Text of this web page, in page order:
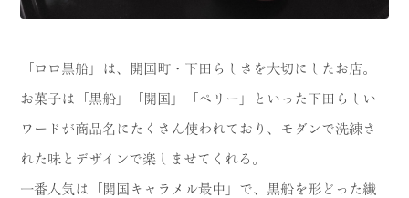
「ロロ黒船」は、開国町・下田らしさを大切にしたお店。
お菓子は「黒船」「開国」「ペリー」といった下田らしい
ワードが商品名にたくさん使われており、モダンで洗練さ
れた味とデザインで楽しませてくれる。
一番人気は「開国キャラメル最中」で、黒船を形どった繊